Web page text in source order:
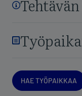
Hae työpaikkaa